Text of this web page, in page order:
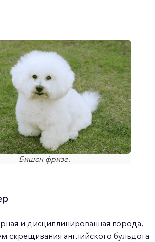
Бишон фризе.
и дисциплинированная порода,
скрещивания английского бульдога